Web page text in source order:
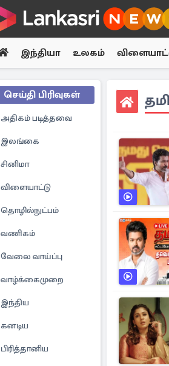
இந்தியா உலகம்
செய்தி பிரிவுகள்
அதிகம் படித்தவை
இலங்கை
சினிமா
விளையாட்டு
தொழில்நுட்பம்
வணிகம்
வேலை வாய்ப்பு
வாழ்க்கைமுறை
இந்திய
கனடிய
பிரித்தானிய